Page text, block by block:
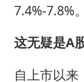
7.4%-7.8%。
这无疑是A
自上市以